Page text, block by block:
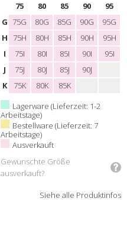
75 80 85 90
95
G 75G 80G 85G 90G
95G
H
75H 80H 85H 90H
95H
I
75I 80I 85I 90I
95I
J
75J 80J 85J
90J
K
75K 80K
85K
Lagerware (Lieferzeit: 1-2
Arbeitstage)
Bestellware (Lieferzeit: 7
Arbeitstage)
Ausverkauft
Gewünschte Größe
ausverkauft?
Siehe alle Produktinfos